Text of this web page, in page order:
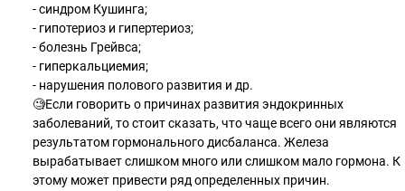
- синдром Кушинга;
- гипотериоз и гипертериоз;
- болезнь Грейвса;
- гиперкальциемия;
- нарушения полового развития и др.
🧐Если говорить о причинах развития эндокринных
заболеваний, то стоит сказать, что чаще всего они являются
результатом гормонального дисбаланса. Железа
вырабатывает слишком много или слишком мало гормона. К
этому может привести ряд определенных причин.